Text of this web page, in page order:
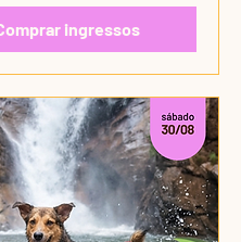
ingressos